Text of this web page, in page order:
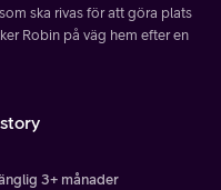
ska rivas för att göra plats
Robin på väg hem efter en
3+ månader